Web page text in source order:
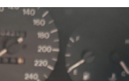
Ивановский р-н, г.
1